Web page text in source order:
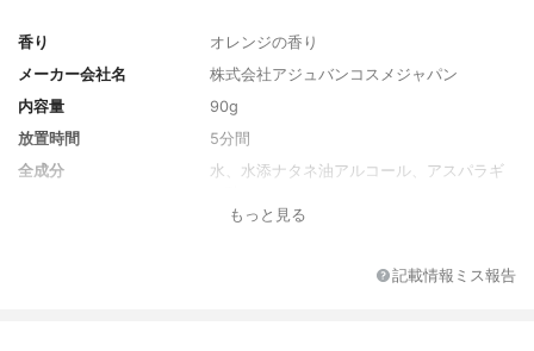
香り
オレンジの香り
メーカー会社名
株式会社アジュバンコスメジャパン
内容量
90g
放置時間
5分間
全成分
水、水添ナタネ油アルコール、アスパラギ
ドプロピルジメチルアミン、エチルヘキサ
イルグルタミン酸リシンNa、ラウロイルグ
もっと見る
記載情報ミス報告